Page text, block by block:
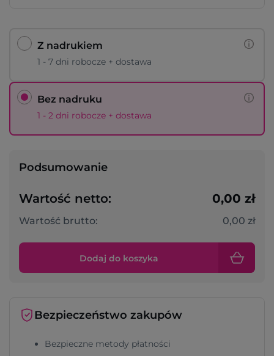
Z nadrukiem
1 - 7 dni robocze + dostawa
Bez nadruku
1 - 2 dni robocze + dostawa
Podsumowanie
Wartość netto: 0,00 zł
Wartość brutto: 0,00 zł
Dodaj do koszyka
Bezpieczeństwo zakupów
Bezpieczne metody płatności